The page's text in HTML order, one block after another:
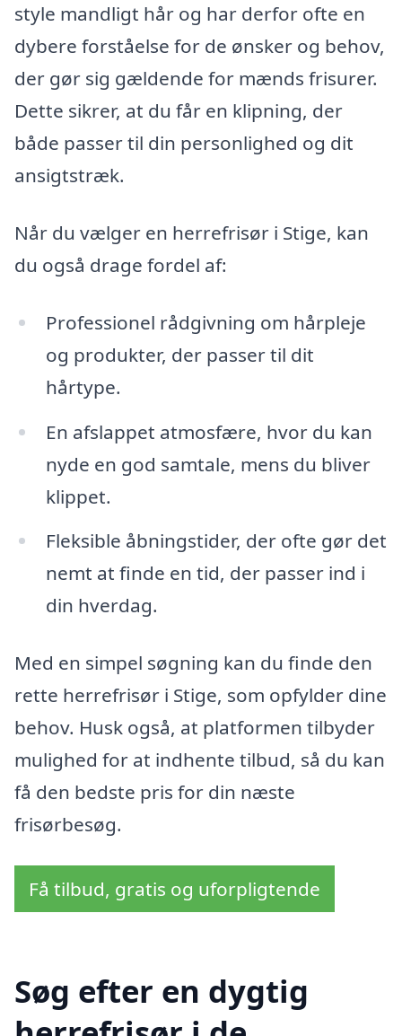
style mandligt hår og har derfor ofte en
dybere forståelse for de ønsker og behov,
der gør sig gældende for mænds frisurer.
Dette sikrer, at du får en klipning, der
både passer til din personlighed og dit
ansigtstræk.
Når du vælger en herrefrisør i Stige, kan
du også drage fordel af:
Professionel rådgivning om hårpleje
og produkter, der passer til dit
hårtype.
En afslappet atmosfære, hvor du kan
nyde en god samtale, mens du bliver
klippet.
Fleksible åbningstider, der ofte gør det
nemt at finde en tid, der passer ind i
din hverdag.
Med en simpel søgning kan du finde den
rette herrefrisør i Stige, som opfylder dine
behov. Husk også, at platformen tilbyder
mulighed for at indhente tilbud, så du kan
få den bedste pris for din næste
frisørbesøg.
Få tilbud, gratis og uforpligtende
Søg efter en dygtig